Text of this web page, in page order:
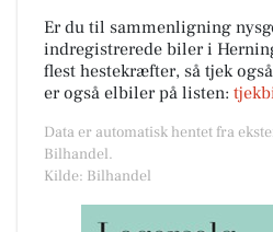
Er du til sammenligning
indregistrerede biler i
flest hestekræfter, så tjek
er også elbiler på listen:
Data er automatisk hentet fra
Bilhandel.
Kilde: Bilhandel